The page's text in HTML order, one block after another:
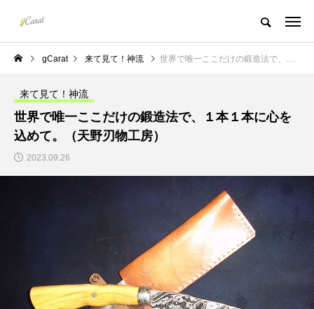
gCarat 来て見て！神流 世界で唯一ここだけの鍛造法で、１本１本に心を込めて。（天野刃物工房）
来て見て！神流
世界で唯一ここだけの鍛造法で、１本１本に心を
込めて。（天野刃物工房）
2023.09.26